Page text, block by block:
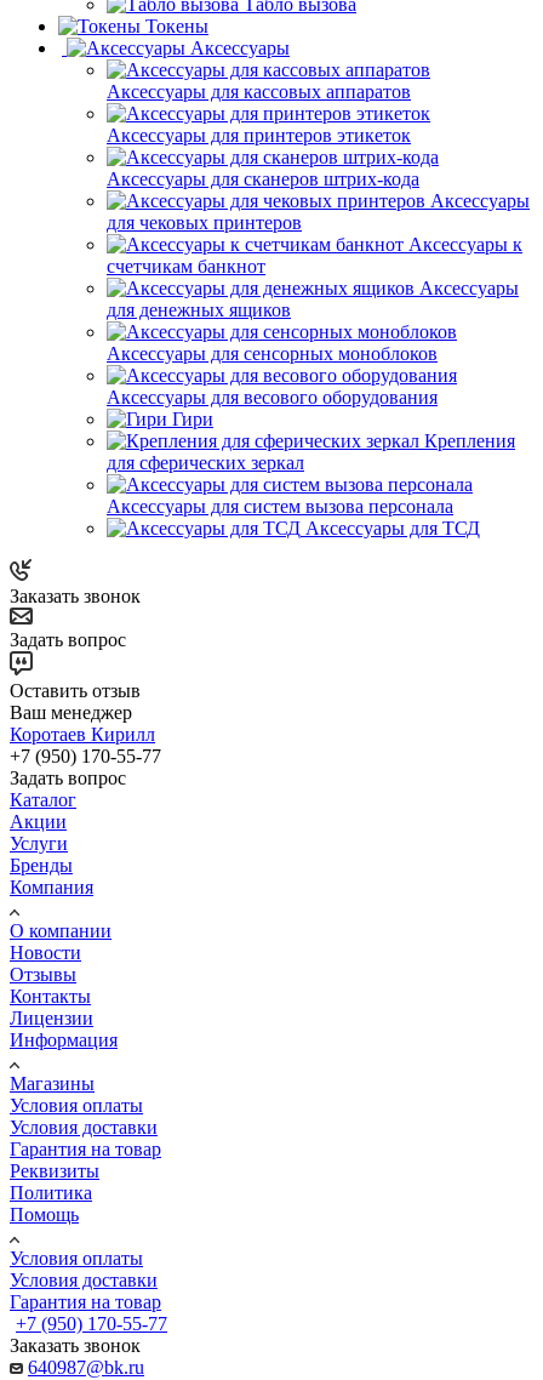
Табло вызова
Токены
Аксессуары
Аксессуары для кассовых аппаратов
Аксессуары для принтеров этикеток
Аксессуары для сканеров штрих-кода
Аксессуары
для чековых принтеров
Аксессуары к
счетчикам банкнот
Аксессуары
для денежных ящиков
Аксессуары для сенсорных моноблоков
Аксессуары для весового оборудования
Гири
Крепления
для сферических зеркал
Аксессуары для систем вызова персонала
Аксессуары для ТСД
Заказать звонок
Задать вопрос
Оставить отзыв
Ваш менеджер
Коротаев Кирилл
+7 (950) 170-55-77
Задать вопрос
Каталог
Акции
Услуги
Бренды
Компания
О компании
Новости
Отзывы
Контакты
Лицензии
Информация
Магазины
Условия оплаты
Условия доставки
Гарантия на товар
Реквизиты
Политика
Помощь
Условия оплаты
Условия доставки
Гарантия на товар
+7 (950) 170-55-77
Заказать звонок
640987@bk.ru